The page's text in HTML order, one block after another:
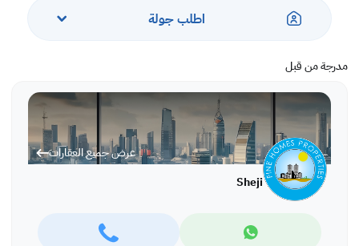
اطلب جولة
مدرجة من قبل
عرض جميع العقارات
Sheji
، تكييف مركزي في جميع الأنحاء،
المشاهدات فقط من خلال المواعيد السابقة.